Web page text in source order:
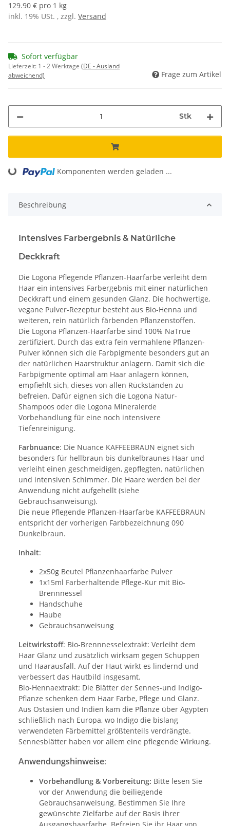
129.90 € pro 1 kg
inkl. 19% USt. , zzgl. Versand
Sofort verfügbar
Lieferzeit: 1 - 2 Werktage (DE - Ausland
abweichend)
Frage zum Artikel
Stk
Komponenten werden geladen ...
Beschreibung
Intensives Farbergebnis & Natürliche
Deckkraft
Die Logona Pflegende Pflanzen-Haarfarbe verleiht dem
Haar ein intensives Farbergebnis mit einer natürlichen
Deckkraft und einem gesunden Glanz. Die hochwertige,
vegane Pulver-Rezeptur besteht aus Bio-Henna und
weiteren, rein natürlich färbenden Pflanzenstoffen.
Die Logona Pflanzen-Haarfarbe sind 100% NaTrue
zertifiziert. Durch das extra fein vermahlene Pflanzen-
Pulver können sich die Farbpigmente besonders gut an
der natürlichen Haarstruktur anlagern. Damit sich die
Farbpigmente optimal am Haar anlagern können,
empfiehlt sich, dieses von allen Rückständen zu
befreien. Dafür eignen sich die Logona Natur-
Shampoos oder die Logona Mineralerde
Vorbehandlung für eine noch intensivere
Tiefenreinigung.
Farbnuance: Die Nuance KAFFEEBRAUN eignet sich
besonders für hellbraun bis dunkelbraunes Haar und
verleiht einen geschmeidigen, gepflegten, natürlichen
und intensiven Schimmer. Die Haare werden bei der
Anwendung nicht aufgehellt (siehe
Gebrauchsanweisung).
Die neue Pflegende Pflanzen-Haarfarbe KAFFEEBRAUN
entspricht der vorherigen Farbbezeichnung 090
Dunkelbraun.
Inhalt:
2x50g Beutel Pflanzenhaarfarbe Pulver
1x15ml Farberhaltende Pflege-Kur mit Bio-
Brennnessel
Handschuhe
Haube
Gebrauchsanweisung
Leitwirkstoff: Bio-Brennnesselextrakt: Verleiht dem
Haar Glanz und zusätzlich wirksam gegen Schuppen
und Haarausfall. Auf der Haut wirkt es lindernd und
verbessert das Hautbild insgesamt.
Bio-Hennaextrakt: Die Blätter der Sennes-und Indigo-
Pflanze schenken dem Haar Farbe, Pflege und Glanz.
Aus Ostasien und Indien kam die Pflanze über Ägypten
schließlich nach Europa, wo Indigo die bislang
verwendeten Färbemittel größtenteils verdrängte.
Sennesblätter haben vor allem eine pflegende Wirkung.
Anwendungshinweise:
Vorbehandlung & Vorbereitung: Bitte lesen Sie
vor der Anwendung die beiliegende
Gebrauchsanweisung. Bestimmen Sie Ihre
gewünschte Zielfarbe auf der Basis ihrer